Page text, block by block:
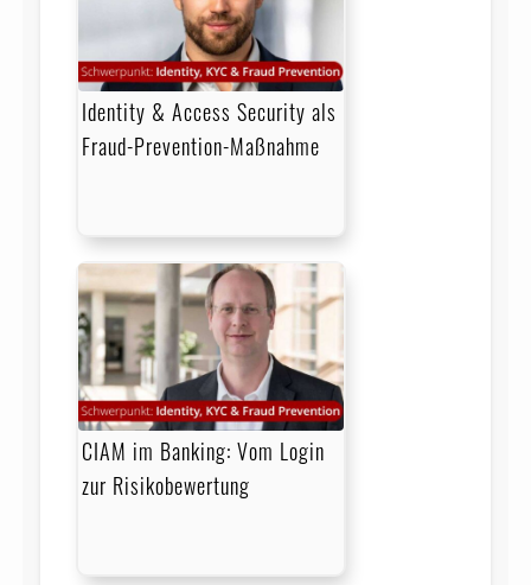
Identity & Access Security als
Fraud-Prevention-Maßnahme
CIAM im Banking: Vom Login
zur Risikobewertung